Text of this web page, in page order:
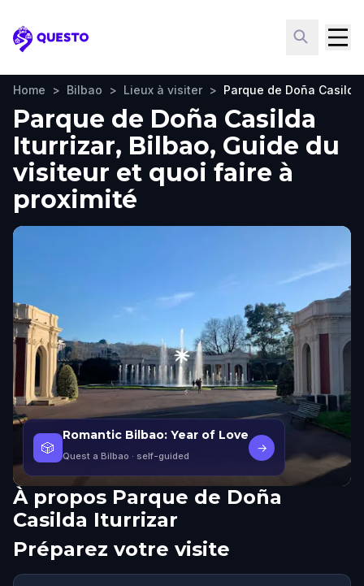
Questo
Home > Bilbao > Lieux à visiter > Parque de Doña
Parque de Doña Casilda
Iturrizar, Bilbao, Guide du
visiteur et quoi faire à
proximité
🎲
Romantic Bilbao: Year of Love
Quest a Bilbao · self-guided
→
À propos Parque de Doña
Casilda Iturrizar
Préparez votre visite